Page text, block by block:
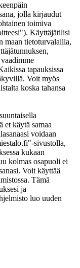
jolla kirjaudut
toimiva
Käyttäjätilisi
maan tietoturvalailla,
tapauksissa
Voit myös
koska tahansa
et käytä samaa
voidaan
sivustolla,
kukaan
kolmas osapuoli ei
Voit käyttää
Tämä
ja
luo uuden